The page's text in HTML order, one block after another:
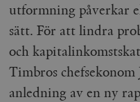
utformning påverkar
sätt. För att lindra
och
Timbros
anledning av en ny